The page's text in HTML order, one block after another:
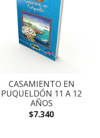
CASAMIENTO EN
PUQUELDÓN 11 A 12
AÑOS
$7.340